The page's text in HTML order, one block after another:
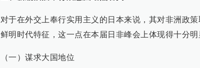
对于在外交上奉行实用主义的日本来说，其对非洲政
鲜明时代特征，这一点在本届日非峰会上体现得十分明
（一）谋求大国地位